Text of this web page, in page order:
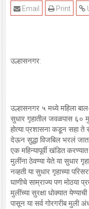
Print
Email
उल्हासनगर:
उल्हासनगर ५ मध्ये महिला
सुधार गृहातील जवळपास ६०
होत्या.प्रशासना कडून सहा ते
देऊन सुद्धा विजबिल भरलं
एक महिन्यापूर्वी खंडित
मुलींना ठेवण्या येते.या सुधार
नव्हती.या सुधार गृहाच्या
घाणीचे साम्राज्य पण मोठया
मुलींच्या सुरक्षा धोक्यात
पासून या सर्व गोरगरीब मुली